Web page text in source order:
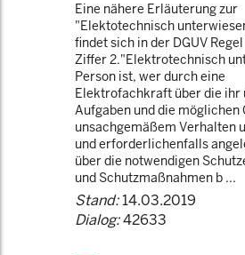
Eine nähere Erläuterung zur
"Elektotechnisch
findet sich in der DGUV
Ziffer 2."Elektrotechnisch
Person ist, wer durch eine
Elektrofachkraft über die ihr
Aufgaben und die möglichen
unsachgemäßem Verhalten
und erforderlichenfalls
über die notwendigen
und Schutzmaßnahmen b ...
Stand:14.03.2019
Dialog:42633